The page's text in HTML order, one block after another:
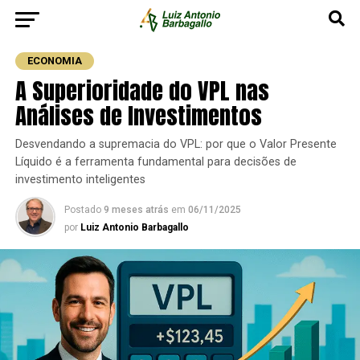
ECONOMIA
A Superioridade do VPL nas
Análises de Investimentos
Desvendando a supremacia do VPL: por que o Valor Presente
Líquido é a ferramenta fundamental para decisões de
investimento inteligentes
Postado 9 meses atrás em 06/11/2025
por Luiz Antonio Barbagallo